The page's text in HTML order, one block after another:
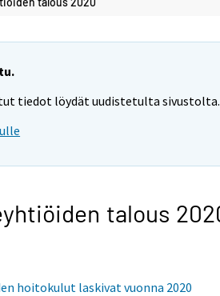
tiedot löydät uudistetulta sivustolta.
talous
hoitokulut laskivat vuonna 2020